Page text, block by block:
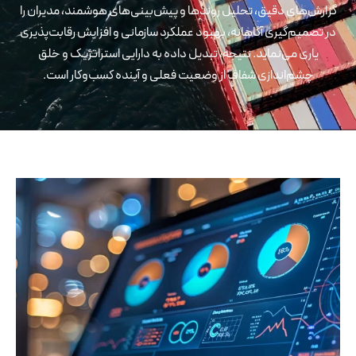
گزارش‌های دقیق، تحلیل روندها و پیش‌بینی‌های هوشمند، مدیران را
در تصمیم‌گیری آگاهانه، بهبود عملکرد سازمانی و افزایش رقابت‌پذیری
یاری می‌نماید. نتیجه، تبدیل داده به دارایی استراتژیک و خلق
چشم‌اندازی شفاف از وضعیت فعلی و آینده کسب‌وکار است.